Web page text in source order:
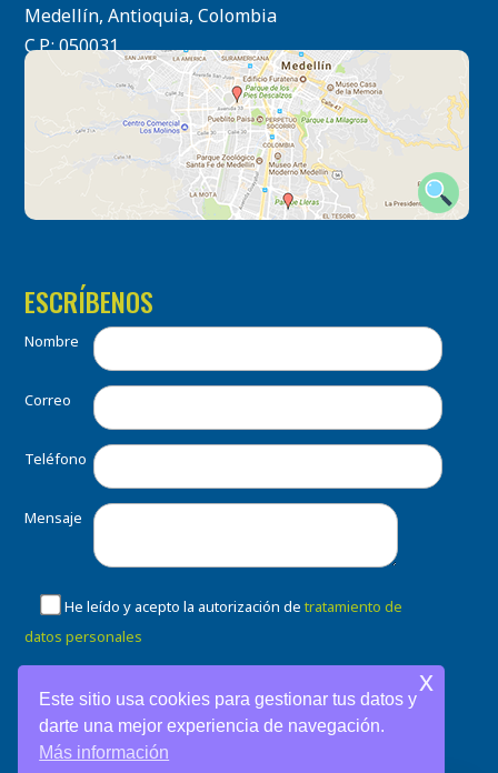
Medellín, Antioquia, Colombia
C.P.: 050031
ESCRÍBENOS
Nombre
Correo
Teléfono
Mensaje
He leído y acepto la autorización detratamiento de
datos personales
Este sitio usa cookies para gestionar tus datos y
darte una mejor experiencia de navegación.
Más información
x